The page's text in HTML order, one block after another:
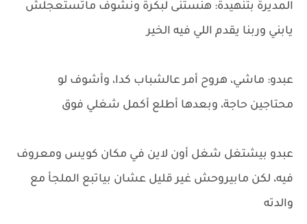
المديرة بتنهيدة: هنستنى لبكرة ونشوف ماتستعجلش
يابني وربنا يقدم اللي فيه الخير
عبدو: ماشي، هروح أمر عالشباب كدا، وأشوف لو
محتاجين حاجة، وبعدها أطلع أكمل شغلي فوق
عبدو بيشتغل شغل أون لاين في مكان كويس ومعروف
فيه، لكن مابيروحش غير قليل عشان بياتبع الملجأ مع
والدته